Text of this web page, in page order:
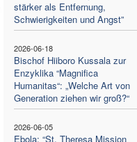
stärker als Entfernung,
Schwierigkeiten und Angst”
2026-06-18
Bischof Hiiboro Kussala zur
Enzyklika “Magnifica
Humanitas“: „Welche Art von
Generation ziehen wir groß?“
2026-06-05
Ebola: “St. Theresa Mission